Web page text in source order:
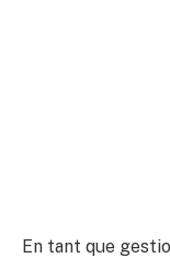
En tant que